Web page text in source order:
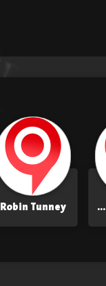
Marshall Allman
Robin Tunney